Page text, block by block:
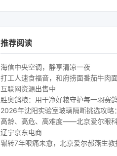
推荐阅读
海信中央空调，静享清凉一夜
打工人速食福音，和府捞面番茄牛肉面
互联网资源出售中
胜奥鸽粮：用干净好粮守护每一羽赛
2026年沈阳实验室玻璃隔断挑选攻
高龄、高危、高难度——北京爱尔眼
辽宁京东电商
辗转7年眼痛未愈，北京爱尔郝燕生